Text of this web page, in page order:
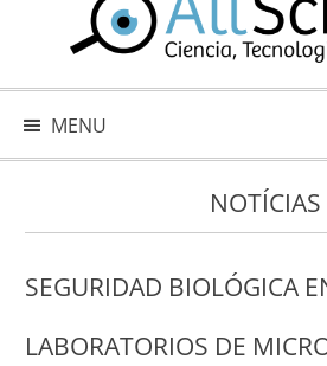
MENU
NOTÍCIAS
SEGURIDAD BIOLÓGICA
LABORATORIOS DE